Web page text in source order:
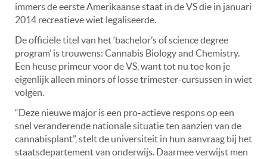
immers de eerste Amerikaanse staat in de VS die in januari
2014 recreatieve wiet legaliseerde.
De officiële titel van het ‘bachelor’s of science degree
program’ is trouwens: Cannabis Biology and Chemistry.
Een heuse primeur voor de VS, want tot nu toe kon je
eigenlijk alleen minors of losse trimester-cursussen in wiet
volgen.
“Deze nieuwe major is een pro-actieve respons op een
snel veranderende nationale situatie ten aanzien van de
cannabisplant”, stelt de universiteit in hun aanvraag bij het
staatsdepartement van onderwijs. Daarmee verwijst men